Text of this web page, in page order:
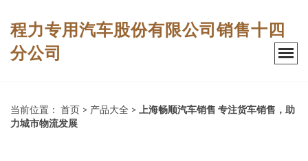
程力专用汽车股份有限公司销售十四
分公司
当前位置： 首页 > 产品大全 >
上海畅顺汽车销售 专注货车销售，助
力城市物流发展